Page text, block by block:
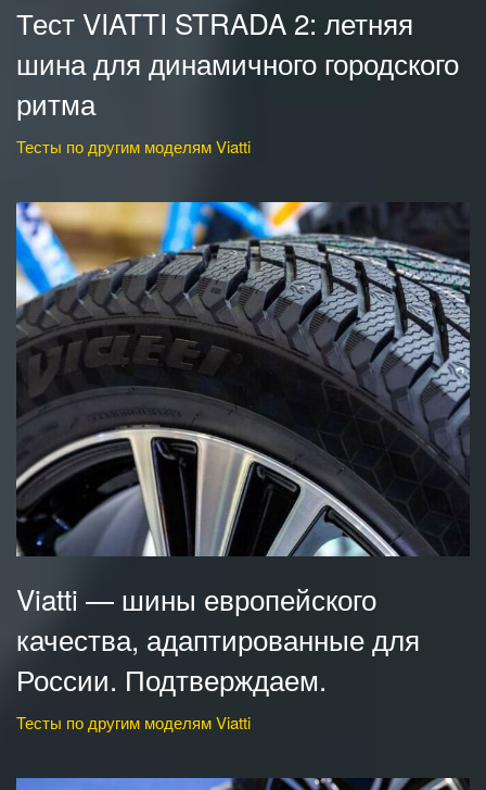
Тест VIATTI STRADA 2: летняя
шина для динамичного городского
ритма
Тесты по другим моделям Viatti
Viatti — шины европейского
качества, адаптированные для
России. Подтверждаем.
Тесты по другим моделям Viatti